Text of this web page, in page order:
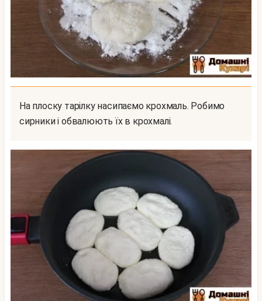
На плоску тарілку насипаємо крохмаль. Робимо
сирники і обвалюють їх в крохмалі.